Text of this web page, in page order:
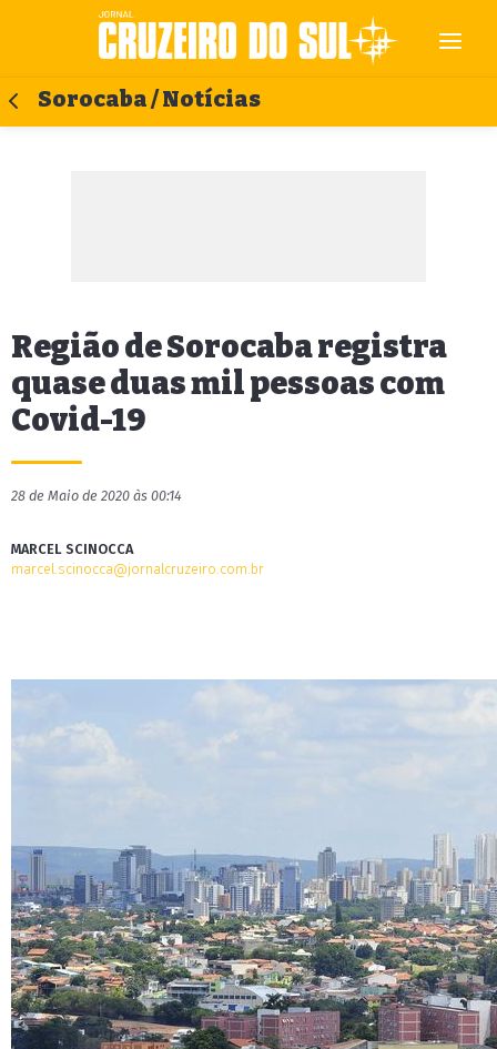
Sorocaba / Notícias
Região de Sorocaba registra
quase duas mil pessoas com
Covid-19
28 de Maio de 2020 às 00:14
MARCEL SCINOCCA
marcel.scinocca@jornalcruzeiro.com.br